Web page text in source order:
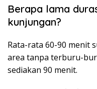
Berapa lama
kunjungan?
Rata-rata 60-90 menit
area tanpa terburu-
sediakan 90 menit.